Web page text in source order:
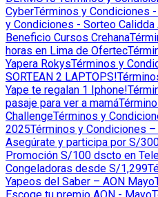
CyberTérminos y Condiciones
y Condiciones - Sorteo Calidda
Beneficio Cursos Crehana
horas en Lima de Ofertec
Yapera RokysTérminos y
SORTEAN 2 LAPTOPS!
Yape te regalan 1 Iphone!
pasaje para ver a mamá
ChallengeTérminos y
2025Términos y Condiciones
Asegúrate y participa por S/
Promoción S/100 dscto en
Congeladoras desde S/1,299
Yapeos del Saber – AON Mayo